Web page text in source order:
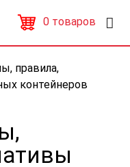
0 товаров
правила,
контейнеров